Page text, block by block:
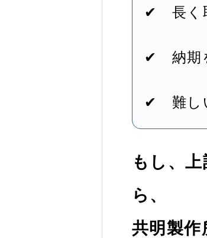
✔ 長く
✔ 納期
✔ 難し
もし、
ら、
共明製